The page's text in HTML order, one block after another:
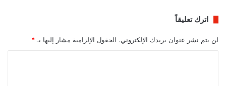
اترك تعليقاً
لن يتم نشر عنوان بريدك الإلكتروني. الحقول الإلزامية مشار إليها بـ *